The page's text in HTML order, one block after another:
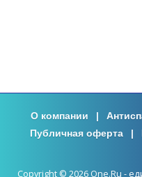
О компании |
Публичная оферта
|
Copyright © 2026 One.Ru -